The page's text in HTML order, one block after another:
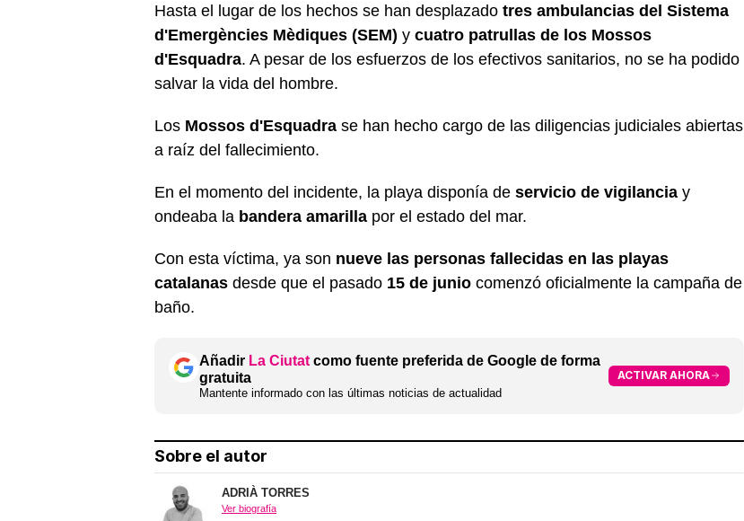
Hasta el lugar de los hechos se han desplazado tres ambulancias del Sistema
d'Emergències Mèdiques (SEM) y cuatro patrullas de los Mossos
d'Esquadra. A pesar de los esfuerzos de los efectivos sanitarios, no se ha podido
salvar la vida del hombre.
Los Mossos d'Esquadra se han hecho cargo de las diligencias judiciales abiertas
a raíz del fallecimiento.
En el momento del incidente, la playa disponía de servicio de vigilancia y
ondeaba la bandera amarilla por el estado del mar.
Con esta víctima, ya son nueve las personas fallecidas en las playas
catalanas desde que el pasado 15 de junio comenzó oficialmente la campaña de
baño.
Añadir La Ciutat como fuente preferida de Google de forma
gratuita
Mantente informado con las últimas noticias de actualidad
ACTIVAR AHORA
Sobre el autor
ADRIÀ TORRES
Ver biografía